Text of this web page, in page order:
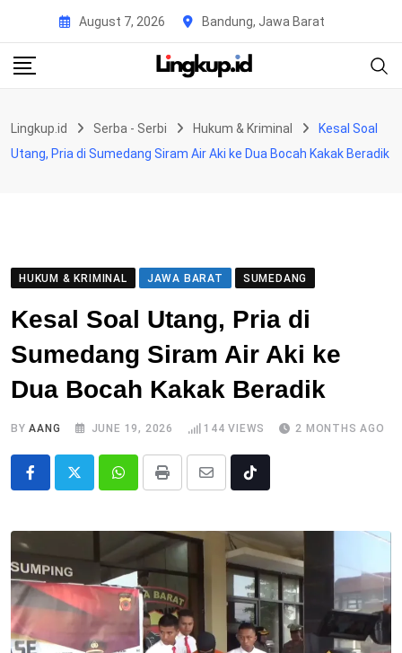
content
August 7, 2026 Bandung, Jawa Barat
Lingkup.id Serba - Serbi Hukum & Kriminal
Kesal Soal
Utang, Pria di Sumedang Siram Air Aki ke Dua Bocah Kakak Beradik
HUKUM & KRIMINAL JAWA BARAT SUMEDANG
Kesal Soal Utang, Pria di
Sumedang Siram Air Aki ke
Dua Bocah Kakak Beradik
BYAANG JUNE 19, 2026 144 VIEWS 2 MONTHS AGO
Whatsapp
Print
Share
Email
Tiktok